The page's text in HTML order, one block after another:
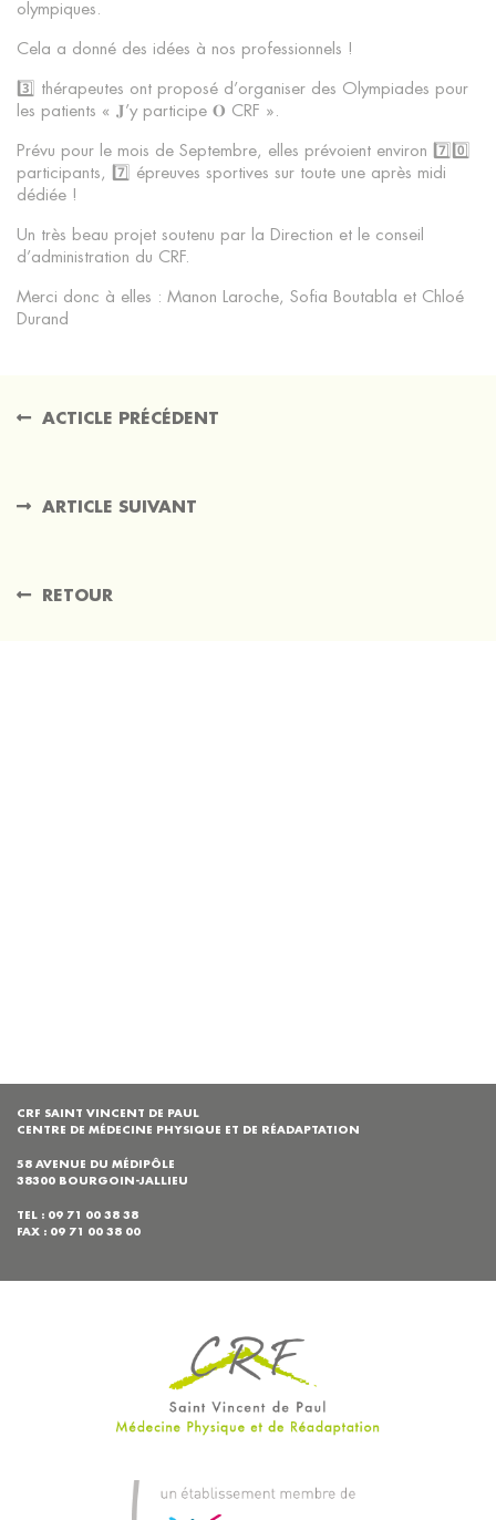
olympiques.
Cela a donné des idées à nos professionnels !
3️⃣ thérapeutes ont proposé d’organiser des Olympiades pour
les patients « 𝐉’y participe 𝐎 CRF ».
Prévu pour le mois de Septembre, elles prévoient environ 7️⃣0️⃣
participants, 7️⃣ épreuves sportives sur toute une après midi
dédiée !
Un très beau projet soutenu par la Direction et le conseil
d’administration du CRF.
Merci donc à elles : Manon Laroche, Sofia Boutabla et Chloé
Durand
ACTICLE PRÉCÉDENT
ARTICLE SUIVANT
RETOUR
CRF SAINT VINCENT DE PAUL
CENTRE DE MÉDECINE PHYSIQUE ET DE RÉADAPTATION
58 AVENUE DU MÉDIPÔLE
38300 BOURGOIN-JALLIEU
TEL : 09 71 00 38 38
FAX : 09 71 00 38 00